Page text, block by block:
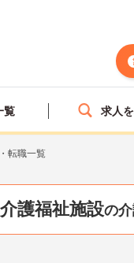
覧 求人
転職一覧
護福祉施設の